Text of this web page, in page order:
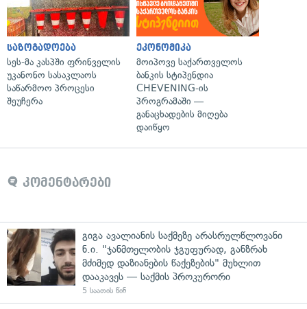
საზოგადოება
სეს-მა კასპში ფრინველის
უკანონო სასაკლაოს
საწარმოო პროცესი
შეუჩერა
ეკონომიკა
მოიპოვე საქართველოს
ბანკის სტიპენდია
CHEVENING-ის
პროგრამაში —
განაცხადების მიღება
დაიწყო
კომენტარები
გიგა ავალიანის საქმეზე არასრულწლოვანი
ნ.ი. "ჯანმთელობის ჯგუფურად, განზრახ
მძიმედ დაზიანების წაქეზების" მუხლით
დააკავეს — საქმის პროკურორი
5 საათის წინ